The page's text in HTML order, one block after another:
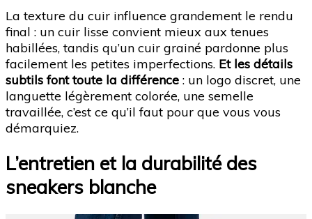
La texture du cuir influence grandement le rendu
final : un cuir lisse convient mieux aux tenues
habillées, tandis qu’un cuir grainé pardonne plus
facilement les petites imperfections. Et les détails
subtils font toute la différence : un logo discret, une
languette légèrement colorée, une semelle
travaillée, c’est ce qu’il faut pour que vous vous
démarquiez.
L’entretien et la durabilité des
sneakers blanche